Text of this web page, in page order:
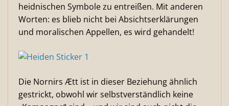
heidnischen Symbole zu entreißen. Mit anderen
Worten: es blieb nicht bei Absichtserklärungen
und moralischen Appellen, es wird gehandelt!
Die Nornirs Ætt ist in dieser Beziehung ähnlich
gestrickt, obwohl wir selbstverständlich keine